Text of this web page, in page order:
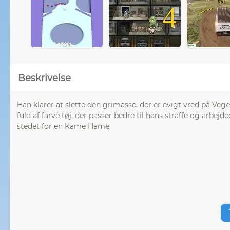
4
Beskrivelse
Han klarer at slette den grimasse, der er evigt vred på
fuld af farve tøj, der passer bedre til hans straffe og
stedet for en Kame Hame.